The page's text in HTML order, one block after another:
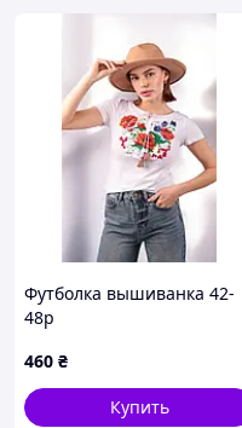
Футболка вышиванка 42-
48р
460 ₴
Купить